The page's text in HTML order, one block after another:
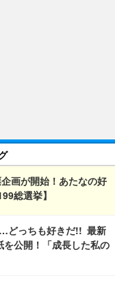
画が開始！あたなの好
総選挙】
どっちも好きだ!! 最新
を公開！「成長した私の